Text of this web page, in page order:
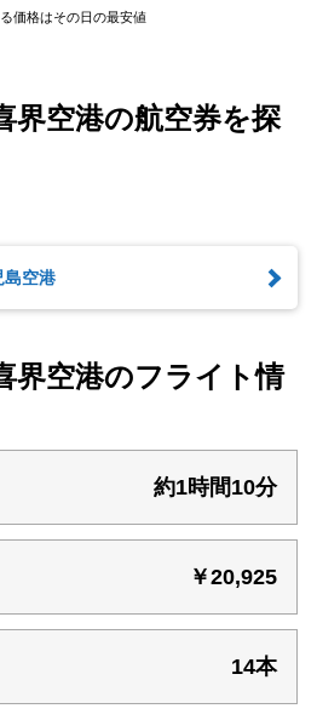
価格はその日の最安値
界空港の航空券を探
空港
界空港のフライト情
約1時間10分
￥20,925
14本